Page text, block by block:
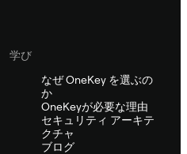
学び
なぜ OneKey を選ぶの
か
OneKeyが必要な理由
セキュリティ アーキテ
クチャ
ブログ